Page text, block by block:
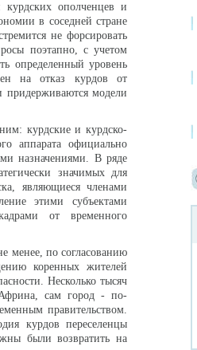
курдских ополченцев и
в соседней стране
не форсировать
поэтапно, с учетом
определенный уровень
на отказ курдов от
придерживаются модели
курдские и курдско-
аппарата официально
назначениями. В ряде
значимых для
являющиеся членами
этими субъектами
от временного
менее, по согласованию
коренных жителей
Несколько тысяч
Африна, сам город - по-
правительством.
курдов переселенцы
были возвратить на